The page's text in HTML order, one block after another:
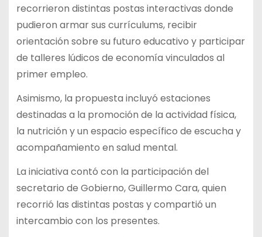
recorrieron distintas postas interactivas donde
pudieron armar sus currículums, recibir
orientación sobre su futuro educativo y participar
de talleres lúdicos de economía vinculados al
primer empleo.
Asimismo, la propuesta incluyó estaciones
destinadas a la promoción de la actividad física,
la nutrición y un espacio específico de escucha y
acompañamiento en salud mental.
La iniciativa contó con la participación del
secretario de Gobierno, Guillermo Cara, quien
recorrió las distintas postas y compartió un
intercambio con los presentes.